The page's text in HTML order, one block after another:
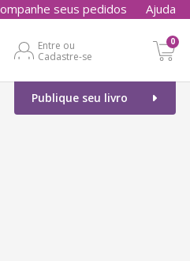
seus pedidos Ajuda
Entre ou
Cadastre-se
0
Publique seu livro